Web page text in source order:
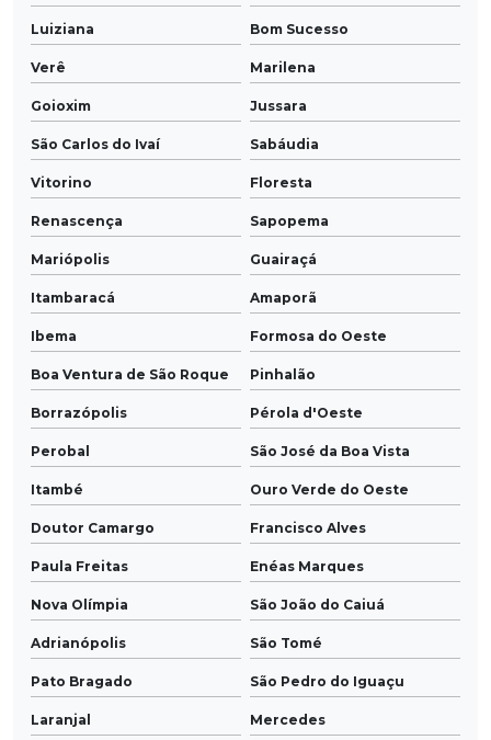
Luiziana Bom Sucesso
Verê Marilena
Goioxim Jussara
São Carlos do Ivaí Sabáudia
Vitorino Floresta
Renascença Sapopema
Mariópolis Guairaçá
Itambaracá Amaporã
Ibema Formosa do Oeste
Boa Ventura de São Roque Pinhalão
Borrazópolis Pérola d'Oeste
Perobal São José da Boa Vista
Itambé Ouro Verde do Oeste
Doutor Camargo Francisco Alves
Paula Freitas Enéas Marques
Nova Olímpia São João do Caiuá
Adrianópolis São Tomé
Pato Bragado São Pedro do Iguaçu
Laranjal Mercedes